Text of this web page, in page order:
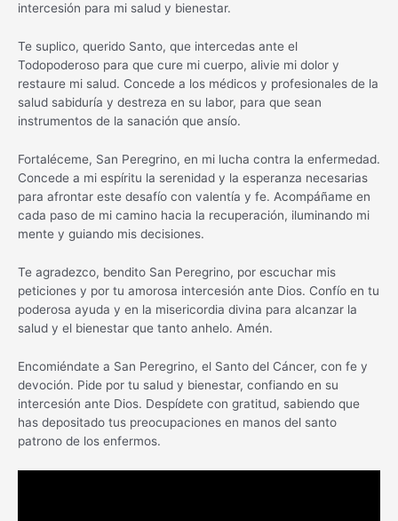
intercesión para mi salud y bienestar.
Te suplico, querido Santo, que intercedas ante el
Todopoderoso para que cure mi cuerpo, alivie mi dolor y
restaure mi salud. Concede a los médicos y profesionales de la
salud sabiduría y destreza en su labor, para que sean
instrumentos de la sanación que ansío.
Fortaléceme, San Peregrino, en mi lucha contra la enfermedad.
Concede a mi espíritu la serenidad y la esperanza necesarias
para afrontar este desafío con valentía y fe. Acompáñame en
cada paso de mi camino hacia la recuperación, iluminando mi
mente y guiando mis decisiones.
Te agradezco, bendito San Peregrino, por escuchar mis
peticiones y por tu amorosa intercesión ante Dios. Confío en tu
poderosa ayuda y en la misericordia divina para alcanzar la
salud y el bienestar que tanto anhelo. Amén.
Encomiéndate a San Peregrino, el Santo del Cáncer, con fe y
devoción. Pide por tu salud y bienestar, confiando en su
intercesión ante Dios. Despídete con gratitud, sabiendo que
has depositado tus preocupaciones en manos del santo
patrono de los enfermos.